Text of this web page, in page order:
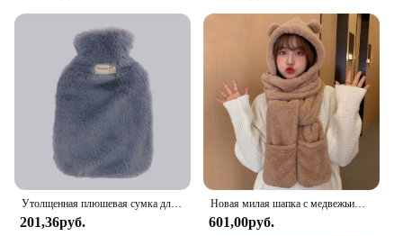
Утолщенная плюшевая сумка для горячей воды, 2000 мл, высокая плотность, ПВХ теплые бутылки, обогреватель для рук, оболочка, сумка для кровати
201,36руб.
Новая милая шапка с медвежьими ушками, шарф, перчатки, комплект зимних женских шапочек, теплые повседневные плюшевые шапки, повседневные однотонные флисовые шапки для девочек, подарок Kawaii
601,00руб.